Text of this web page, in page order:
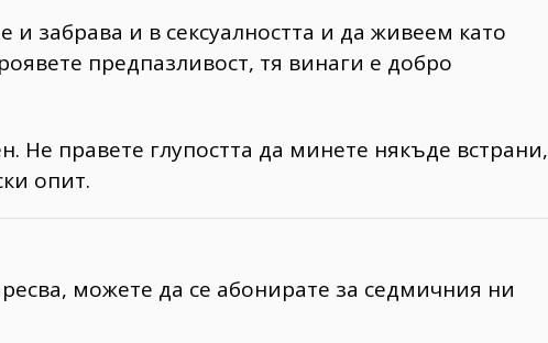
забрава и в сексуалността и да живеем като
предпазливост, тя винаги е добро
Не правете глупостта да минете някъде встрани,
опит.
можете да се абонирате за седмичния ни